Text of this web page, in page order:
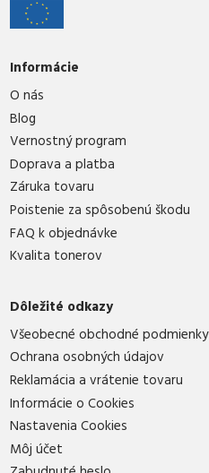
Informácie
O nás
Blog
Vernostný program
Doprava a platba
Záruka tovaru
Poistenie za spôsobenú škodu
FAQ k objednávke
Kvalita tonerov
Dôležité odkazy
Všeobecné obchodné podmienky
Ochrana osobných údajov
Reklamácia a vrátenie tovaru
Informácie o Cookies
Nastavenia Cookies
Môj účet